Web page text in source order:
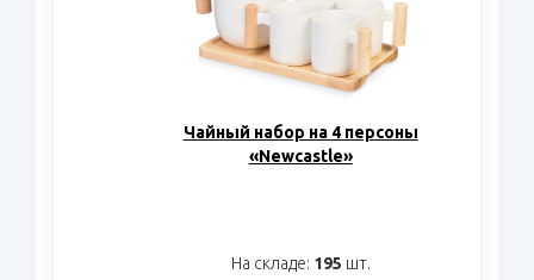
Чайный набор на 4 персоны
«Newcastle»
На складе: 195 шт.